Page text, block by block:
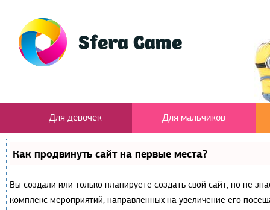
Для девочек Для мальчиков
Как продвинуть сайт на первые места?
Вы создали или только планируете создать свой сайт, но не
комплекс мероприятий, направленных на увеличение его